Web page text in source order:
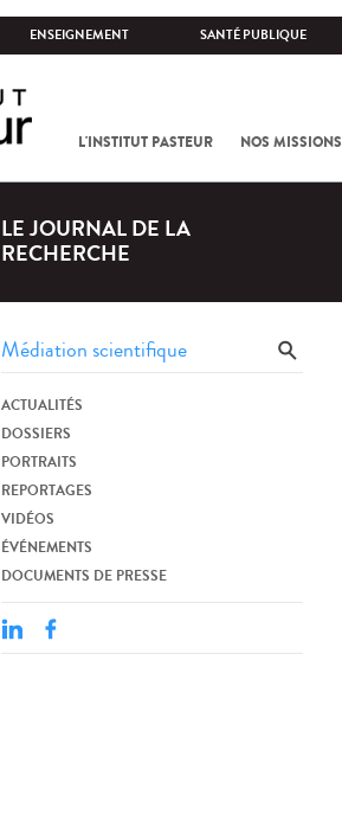
ENSEIGNEMENT SANTÉ PUBLIQUE
L'INSTITUT PASTEUR NOS MISSIONS
LE JOURNAL DE LA
RECHERCHE
ACTUALITÉS
DOSSIERS
PORTRAITS
REPORTAGES
VIDÉOS
ÉVÉNEMENTS
DOCUMENTS DE PRESSE